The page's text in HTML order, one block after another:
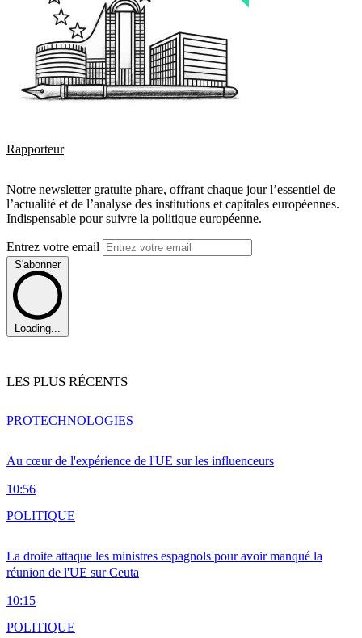
Rapporteur
Notre newsletter gratuite phare, offrant chaque jour l’essentiel de
l’actualité et de l’analyse des institutions et capitales européennes.
Indispensable pour suivre la politique européenne.
Entrez votre email
S'abonner
Loading...
LES PLUS RÉCENTS
Au cœur de l'expérience de l'UE sur les influenceurs
10:56
PROTECHNOLOGIES
La droite attaque les ministres espagnols pour avoir manqué la
réunion de l'UE sur Ceuta
10:15
POLITIQUE
POLITIQUE